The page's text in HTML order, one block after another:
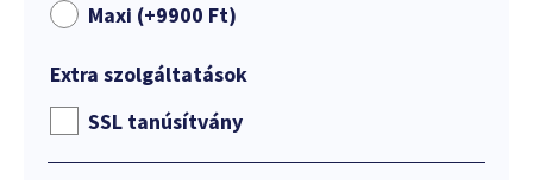
Maxi (+9900 Ft)
Extra szolgáltatások
SSL tanúsítvány